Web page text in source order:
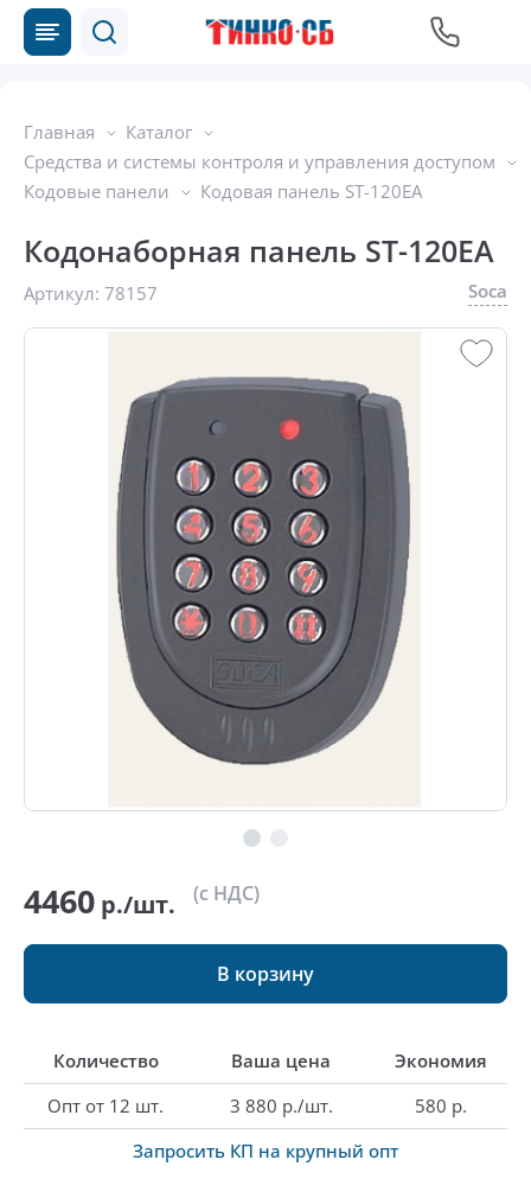
Главная
Каталог
Средства и системы контроля и управления доступом
Кодовые панели
Кодовая панель ST-120EA
Кодонаборная панель ST-120EA
Артикул: 78157 Soca
4460 р./шт. (с НДС)
В корзину
Количество Ваша цена
Экономия
Опт от 12 шт.
3 880 р./шт.
580 р.
Запросить КП на крупный опт